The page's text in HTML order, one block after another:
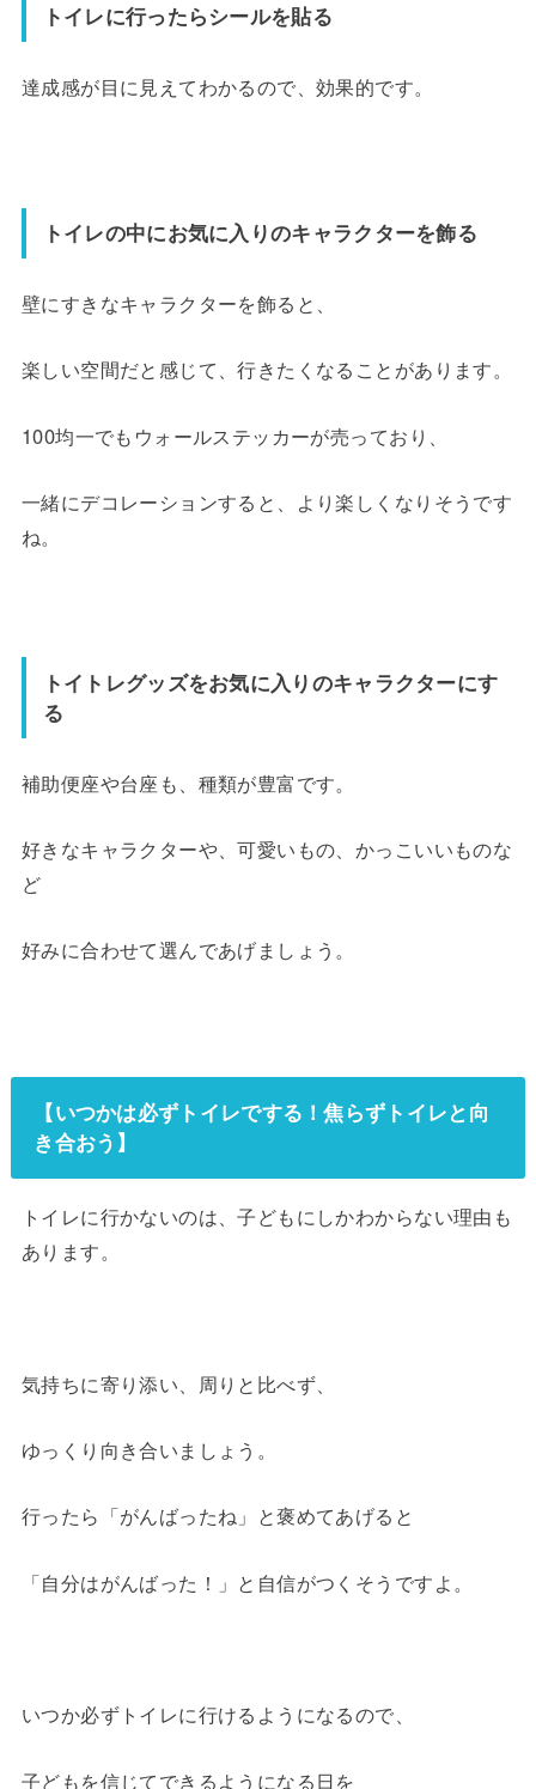
トイレに行ったらシールを貼る
達成感が目に見えてわかるので、効果的です。
トイレの中にお気に入りのキャラクターを飾る
壁にすきなキャラクターを飾ると、
楽しい空間だと感じて、行きたくなることがあります。
100均一でもウォールステッカーが売っており、
一緒にデコレーションすると、より楽しくなりそうです
ね。
トイトレグッズをお気に入りのキャラクターにす
る
補助便座や台座も、種類が豊富です。
好きなキャラクターや、可愛いもの、かっこいいものな
ど
好みに合わせて選んであげましょう。
【いつかは必ずトイレでする！焦らずトイレと向
き合おう】
トイレに行かないのは、子どもにしかわからない理由も
あります。
気持ちに寄り添い、周りと比べず、
ゆっくり向き合いましょう。
行ったら「がんばったね」と褒めてあげると
「自分はがんばった！」と自信がつくそうですよ。
いつか必ずトイレに行けるようになるので、
子どもを信じてできるようになる日を